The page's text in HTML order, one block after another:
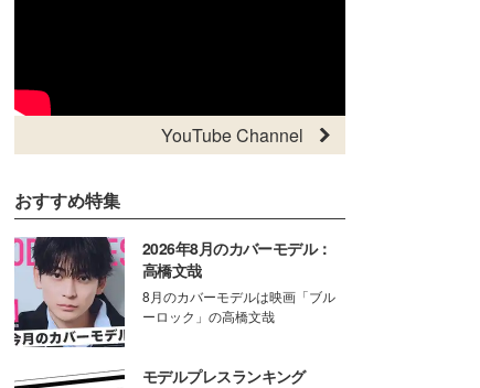
YouTube Channel
おすすめ特集
2026年8月のカバーモデル：
高橋文哉
8月のカバーモデルは映画「ブル
ーロック」の高橋文哉
モデルプレスランキング